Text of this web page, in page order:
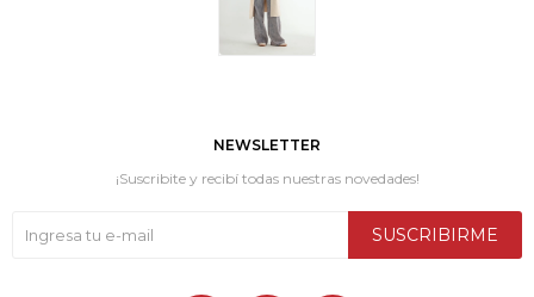
NEWSLETTER
¡Suscribite y recibí todas nuestras novedades!
SUSCRIBIRME